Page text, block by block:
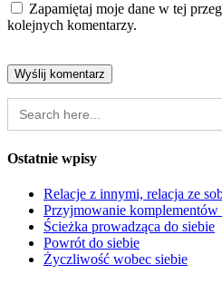
Zapamiętaj moje dane w tej
kolejnych komentarzy.
Search
for:
Ostatnie wpisy
Relacje z innymi, relacja ze
Przyjmowanie
Ścieżka prowadząca do siebie
Powrót do siebie
Życzliwość wobec siebie